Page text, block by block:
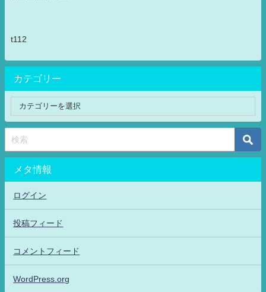
t112
カテゴリー
メタ情報
ログイン
投稿フィード
コメントフィード
WordPress.org